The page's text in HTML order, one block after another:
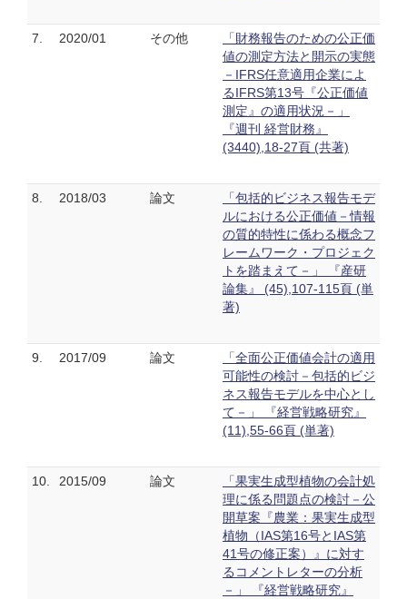
7. 2020/01 その他
「財務報告のための公正価
値の測定方法と開示の実態
－IFRS任意適用企業によ
るIFRS第13号『公正価値
測定』の適用状況－」
『週刊 経営財務』
(3440),18-27頁 (共著)
8. 2018/03 論文
「包括的ビジネス報告モデ
ルにおける公正価値－情報
の質的特性に係わる概念フ
レームワーク・プロジェク
トを踏まえて－」 『産研
論集』 (45),107-115頁 (単
著)
9. 2017/09 論文
「全面公正価値会計の適用
可能性の検討－包括的ビジ
ネス報告モデルを中心とし
て－」 『経営戦略研究』
(11),55-66頁 (単著)
10. 2015/09 論文
「果実生成型植物の会計処
理に係る問題点の検討－公
開草案『農業：果実生成型
植物（IAS第16号とIAS第
41号の修正案）』に対す
るコメントレターの分析
－」 『経営戦略研究』